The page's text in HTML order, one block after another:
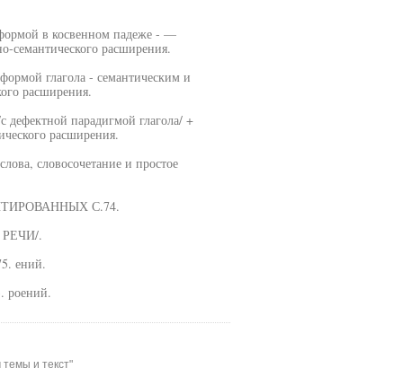
в косвенном падеже - —
семантического расширения.
глагола - семантическим и
расширения.
дефектной парадигмой глагола/ +
расширения.
словосочетание и простое
С.74.
.
ений.
роений.
и текст"